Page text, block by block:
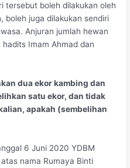
tersebut boleh dilakukan oleh
boleh juga dilakukan sendiri
Anjuran jumlah hewan
Imam Ahmad dan
dua ekor kambing dan
satu ekor, dan tidak
apakah (sembelihan
6 Juni 2020 YDBM
nama Rumaya Binti